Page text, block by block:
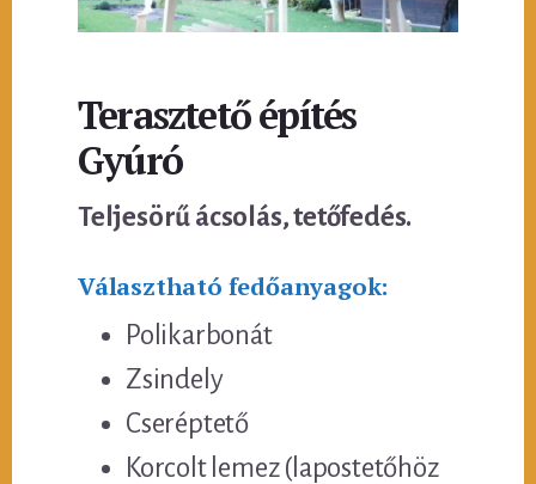
Terasztető építés
Gyúró
Teljesörű ácsolás, tetőfedés.
Választható fedőanyagok:
Polikarbonát
Zsindely
Cseréptető
Korcolt lemez (lapostetőhöz